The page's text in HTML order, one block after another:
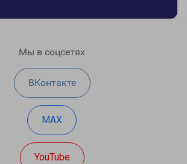
Мы в соцсетях
ВКонтакте
MAX
YouTube